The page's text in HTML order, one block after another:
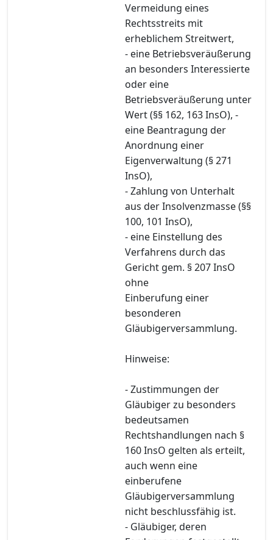
Vermeidung eines
Rechtsstreits mit
erheblichem Streitwert,
- eine Betriebsveräußerung
an besonders Interessierte
oder eine
Betriebsveräußerung unter
Wert (§§ 162, 163 InsO), -
eine Beantragung der
Anordnung einer
Eigenverwaltung (§ 271
InsO),
- Zahlung von Unterhalt
aus der Insolvenzmasse (§§
100, 101 InsO),
- eine Einstellung des
Verfahrens durch das
Gericht gem. § 207 InsO
ohne
Einberufung einer
besonderen
Gläubigerversammlung.
Hinweise:
- Zustimmungen der
Gläubiger zu besonders
bedeutsamen
Rechtshandlungen nach §
160 InsO gelten als erteilt,
auch wenn eine
einberufene
Gläubigerversammlung
nicht beschlussfähig ist.
- Gläubiger, deren